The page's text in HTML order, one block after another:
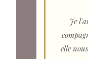
Je
elle